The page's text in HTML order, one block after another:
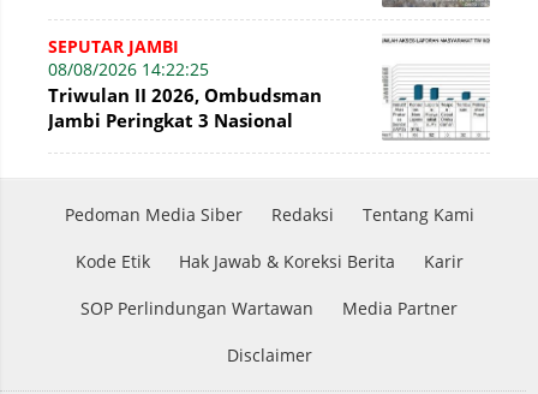
SEPUTAR JAMBI
08/08/2026 14:22:25
Triwulan II 2026, Ombudsman
Jambi Peringkat 3 Nasional
Pedoman Media Siber Redaksi Tentang Kami
Kode Etik Hak Jawab & Koreksi Berita Karir
SOP Perlindungan Wartawan Media Partner
Disclaimer